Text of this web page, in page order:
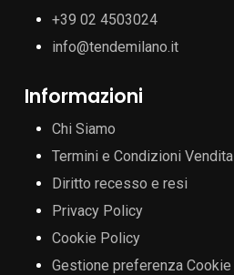
+39 02 4503024
info@tendemilano.it
Informazioni
Chi Siamo
Termini e Condizioni Vendita
Diritto recesso e resi
Privacy Policy
Cookie Policy
Gestione preferenza Cookie